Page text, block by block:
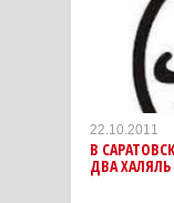
22.10.2011
В
ДВА